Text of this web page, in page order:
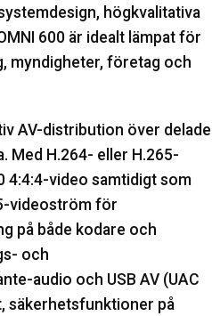
högkvalitativa
600 är idealt lämpat för
myndigheter, företag och
AV-distribution över delade
Med H.264- eller H.265-
4:4:4-video samtidigt som
videoström för
på både kodare och
och
audio och USB AV (UAC
säkerhetsfunktioner på